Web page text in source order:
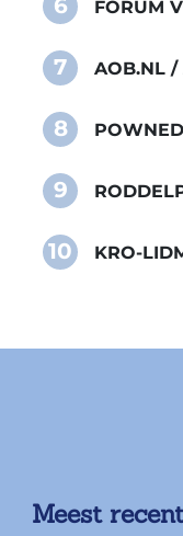
6 FORUM
7 AOB.NL /
8 POWNED
9
10 KRO-
Meest